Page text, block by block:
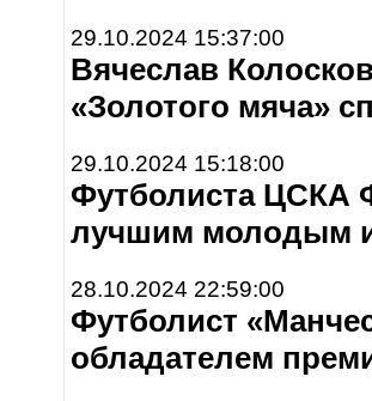
29.10.2024 15:37:00
Вячеслав
«Золотого мяча»
29.10.2024 15:18:00
Футболиста ЦСКА
лучшим молодым
28.10.2024 22:59:00
Футболист
обладателем